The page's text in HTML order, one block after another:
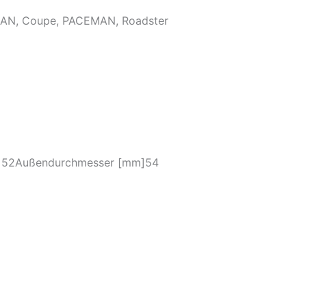
Coupe, PACEMAN, Roadster
[mm]54